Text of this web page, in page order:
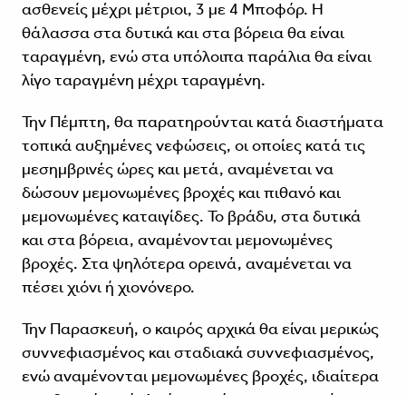
ασθενείς μέχρι μέτριοι, 3 με 4 Μποφόρ. Η
θάλασσα στα δυτικά και στα βόρεια θα είναι
ταραγμένη, ενώ στα υπόλοιπα παράλια θα είναι
λίγο ταραγμένη μέχρι ταραγμένη.
Την Πέμπτη, θα παρατηρούνται κατά διαστήματα
τοπικά αυξημένες νεφώσεις, οι οποίες κατά τις
μεσημβρινές ώρες και μετά, αναμένεται να
δώσουν μεμονωμένες βροχές και πιθανό και
μεμονωμένες καταιγίδες. Το βράδυ, στα δυτικά
και στα βόρεια, αναμένονται μεμονωμένες
βροχές. Στα ψηλότερα ορεινά, αναμένεται να
πέσει χιόνι ή χιονόνερο.
Την Παρασκευή, ο καιρός αρχικά θα είναι μερικώς
συννεφιασμένος και σταδιακά συννεφιασμένος,
ενώ αναμένονται μεμονωμένες βροχές, ιδιαίτερα